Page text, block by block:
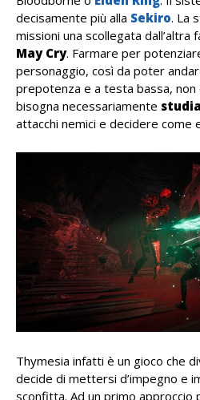
decisamente più alla Sekiro. La
missioni una scollegata dall’altra
May Cry. Farmare per
personaggio, così da poter
prepotenza e a testa bassa, non
bisogna necessariamente
attacchi nemici e decidere come
Thymesia infatti è un gioco che
decide di mettersi d’impegno e
sconfitta. Ad un primo